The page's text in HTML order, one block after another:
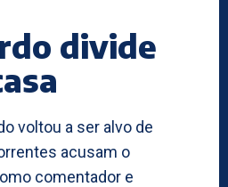
divide
voltou a ser alvo de
acusam o
comentador e